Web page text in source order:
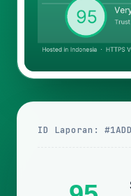
ID Laporan: